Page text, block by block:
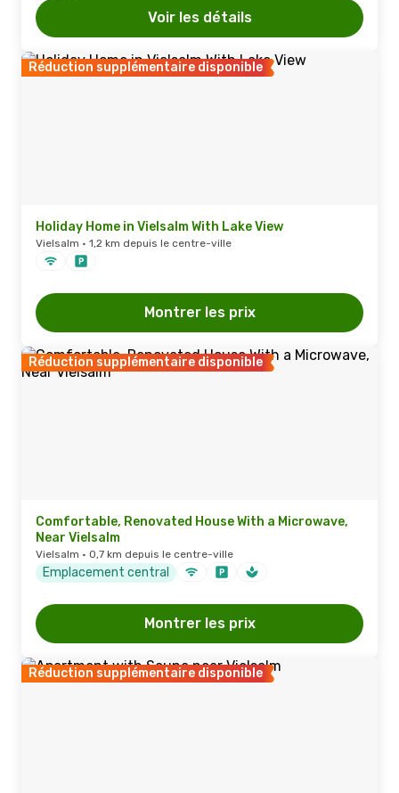
Voir les détails
Réduction supplémentaire disponible
Holiday Home in Vielsalm With Lake View
Vielsalm · 1,2 km depuis le centre-ville
Montrer les prix
Réduction supplémentaire disponible
Comfortable, Renovated House With a Microwave,
Near Vielsalm
Vielsalm · 0,7 km depuis le centre-ville
Emplacement central
Montrer les prix
Réduction supplémentaire disponible